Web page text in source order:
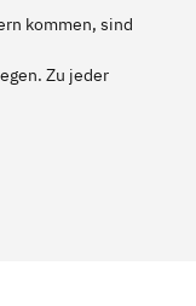
kommen, sind
Zu jeder